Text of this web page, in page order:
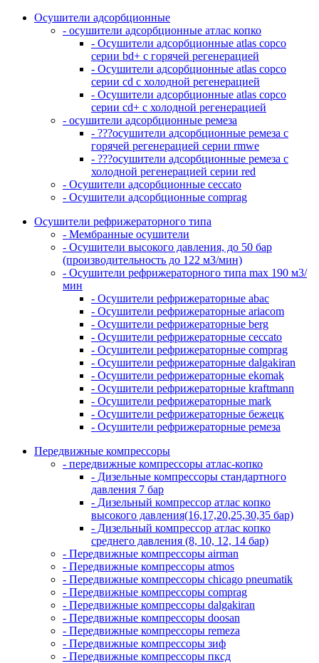
Осушители адсорбционные
- осушители адсорбционные атлас копко
- Осушители адсорбционные atlas copco
серии bd+ с горячей регенерацией
- Осушители адсорбционные atlas copco
серии cd с холодной регенерацией
- Осушители адсорбционные atlas copco
серии cd+ с холодной регенерацией
- осушители адсорбционные ремеза
- ???осушители адсорбционные ремеза с
горячей регенерацией серии rmwe
- ???осушители адсорбционные ремеза с
холодной регенерацией серии red
- Осушители адсорбционные ceccato
- Осушители адсорбционные comprag
Осушители рефрижераторного типа
- Мембранные осушители
- Осушители высокого давления, до 50 бар
(производительность до 122 м3/мин)
- Осушители рефрижераторного типа max 190 м3/
мин
- Осушители рефрижераторные abac
- Осушители рефрижераторные ariacom
- Осушители рефрижераторные berg
- Осушители рефрижераторные ceccato
- Осушители рефрижераторные comprag
- Осушители рефрижераторные dalgakiran
- Осушители рефрижераторные ekomak
- Осушители рефрижераторные kraftmann
- Осушители рефрижераторные mark
- Осушители рефрижераторные бежецк
- Осушители рефрижераторные ремеза
Передвижные компрессоры
- передвижные компрессоры атлас-копко
- Дизельные компрессоры стандартного
давления 7 бар
- Дизельный компрессор атлас копко
высокого давления(16,17,20,25,30,35 бар)
- Дизельный компрессор атлас копко
среднего давления (8, 10, 12, 14 бар)
- Передвижные компрессоры airman
- Передвижные компрессоры atmos
- Передвижные компрессоры chicago pneumatik
- Передвижные компрессоры comprag
- Передвижные компрессоры dalgakiran
- Передвижные компрессоры doosan
- Передвижные компрессоры remeza
- Передвижные компрессоры зиф
- Передвижные компрессоры пксд